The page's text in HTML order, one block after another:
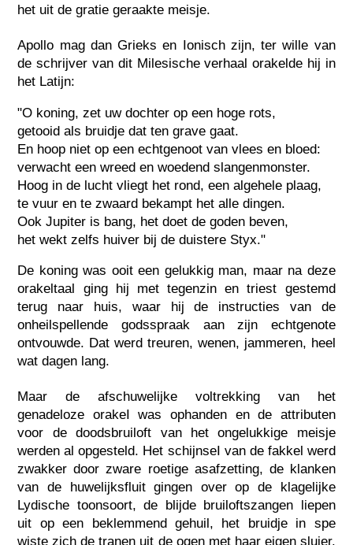
het uit de gratie geraakte meisje.
Apollo mag dan Grieks en Ionisch zijn, ter wille van
de schrijver van dit Milesische verhaal orakelde hij in
het Latijn:
"O koning, zet uw dochter op een hoge rots,
getooid als bruidje dat ten grave gaat.
En hoop niet op een echtgenoot van vlees en bloed:
verwacht een wreed en woedend slangenmonster.
Hoog in de lucht vliegt het rond, een algehele plaag,
te vuur en te zwaard bekampt het alle dingen.
Ook Jupiter is bang, het doet de goden beven,
het wekt zelfs huiver bij de duistere Styx."
De koning was ooit een gelukkig man, maar na deze
orakeltaal ging hij met tegenzin en triest gestemd
terug naar huis, waar hij de instructies van de
onheilspellende godsspraak aan zijn echtgenote
ontvouwde. Dat werd treuren, wenen, jammeren, heel
wat dagen lang.
Maar de afschuwelijke voltrekking van het
genadeloze orakeI was ophanden en de attributen
voor de doodsbruiloft van het ongelukkige meisje
werden al opgesteld. Het schijnseI van de fakkel werd
zwakker door zware roetige asafzetting, de klanken
van de huwelijksfluit gingen over op de klagelijke
Lydische toonsoort, de blijde bruiloftszangen liepen
uit op een beklemmend gehuil, het bruidje in spe
wiste zich de tranen uit de ogen met haar eigen sluier.